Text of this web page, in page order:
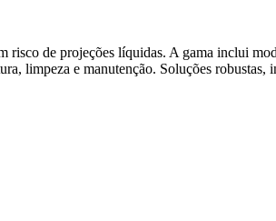
risco de projeções líquidas. A gama inclui
limpeza e manutenção. Soluções robustas,